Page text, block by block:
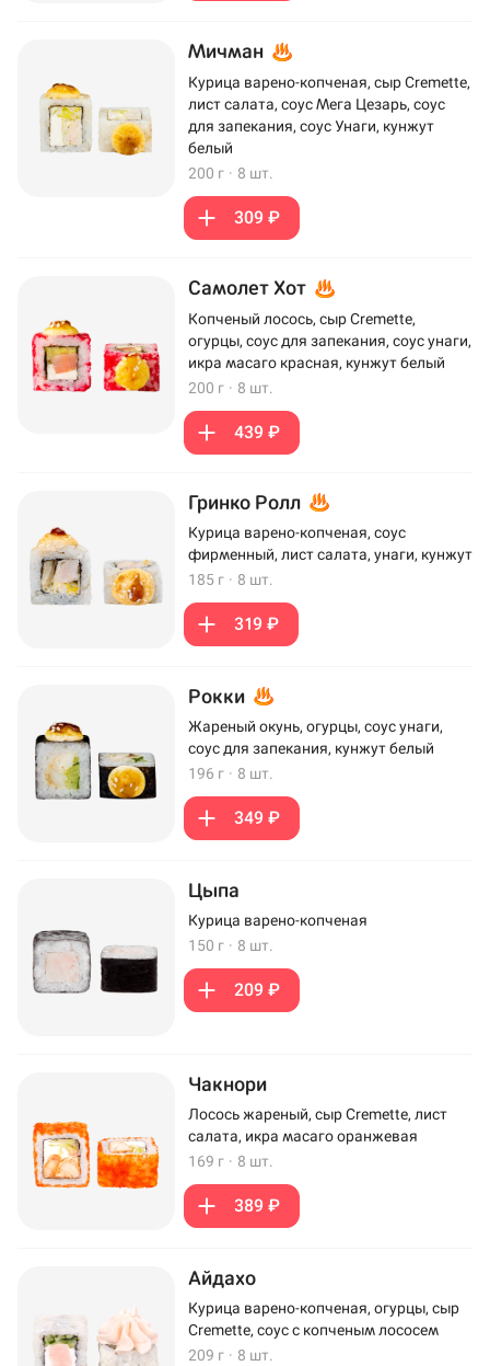
Мичман
Курица варено-копченая, сыр Cremette,
лист салата, соус Мега Цезарь, соус
для запекания, соус Унаги, кунжут
белый
200 г · 8 шт.
309 ₽
Самолет Хот
Копченый лосось, сыр Cremette,
огурцы, соус для запекания, соус унаги,
икра масаго красная, кунжут белый
200 г · 8 шт.
439 ₽
Гринко Ролл
Курица варено-копченая, соус
фирменный, лист салата, унаги, кунжут
185 г · 8 шт.
319 ₽
Рокки
Жареный окунь, огурцы, соус унаги,
соус для запекания, кунжут белый
196 г · 8 шт.
349 ₽
Цыпа
Курица варено-копченая
150 г · 8 шт.
209 ₽
Чакнори
Лосось жареный, сыр Cremette, лист
салата, икра масаго оранжевая
169 г · 8 шт.
389 ₽
Айдахо
Курица варено-копченая, огурцы, сыр
Cremette, соус с копченым лососем
209 г · 8 шт.